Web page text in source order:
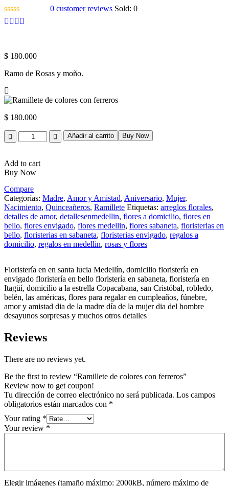
0 customer reviews Sold:0
$ 180.000
Ramo de Rosas y moño.
$ 180.000
Quantity
Añadir al carrito Buy Now
Add to cart
Buy Now
Compare
Categorías: Madre, Amor y Amistad, Aniversario, Mujer,
Nacimiento, Quinceañeros, Ramillete Etiquetas: arreglos florales,
detalles de amor, detallesenmedellin, flores a domicilio, flores en
bello, flores envigado, flores medellin, flores sabaneta, floristerias en
bello, floristerias en sabaneta, floristerias envigado, regalos a
domicilio, regalos en medellin, rosas y flores
Floristería en en santa lucia Medellín, domicilio floristería en
envigado floristería en bello floristería en sabaneta, floristería en
Itagüí, domicilio a la estrella Copacabana, san Cristóbal, robledo,
belén, las américas, flores para regalar en cumpleaños, fúnebre,
amor y amistad dia de la madre día de la mujer dia del hombre
desayunos sorpresas y muchos otros detalles
Reviews
There are no reviews yet.
Be the first to review “Ramillete de colores con ferreros”
Review now to get coupon!
Tu dirección de correo electrónico no será publicada. Los campos
obligatorios están marcados con *
Your rating *
Your review *
Elegir imágenes (tamaño máximo: 2000kB, número máximo de